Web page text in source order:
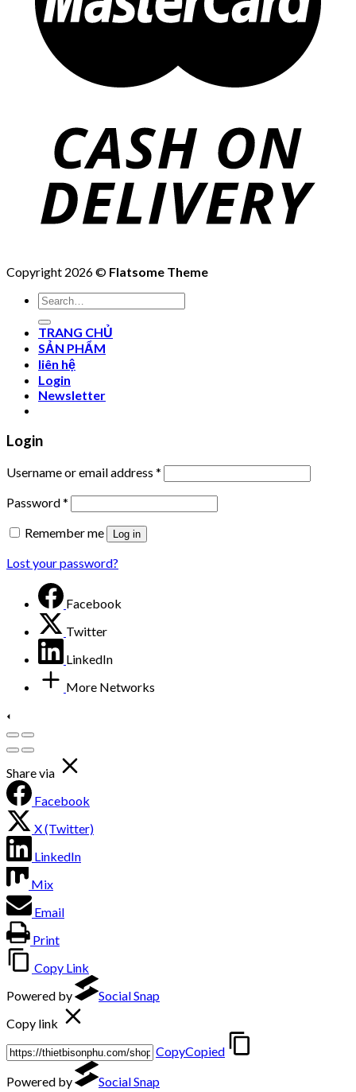
Copyright 2026 © Flatsome Theme
Search
for:
TRANG CHỦ
SẢN PHẨM
liên hệ
Login
Newsletter
Login
Username or email address *
Password*
Remember me
Log in
Lost your password?
Facebook
Twitter
LinkedIn
More Networks
Share via
Facebook
X (Twitter)
LinkedIn
Mix
Email
Print
Copy Link
Powered by
Social Snap
Copy link
CopyCopied
Powered by
Social Snap